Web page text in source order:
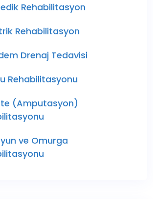
Rehabilitasyon
Rehabilitasyon
Drenaj Tedavisi
Rehabilitasyonu
(Amputasyon)
ve Omurga